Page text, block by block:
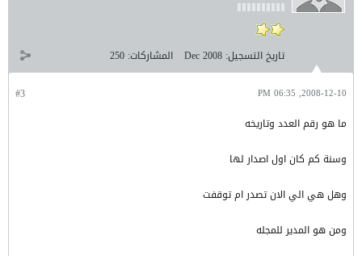
تاريخ التسجيل: Dec 2008 المشاركات: 250
#3 2008-12-10, 06:35 PM
ما هو رقم العدد وتاريخه
وسنة كم كان اول اصدار لها
وهل هي الي الان تصدر ام توقفت
ومن هو المدير للمجله